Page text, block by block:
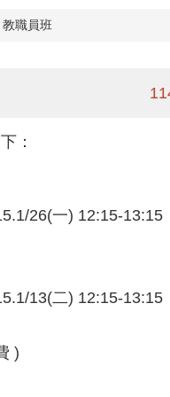
教職員班
：
26(一) 12:15-13:15
13(二) 12:15-13:15
)